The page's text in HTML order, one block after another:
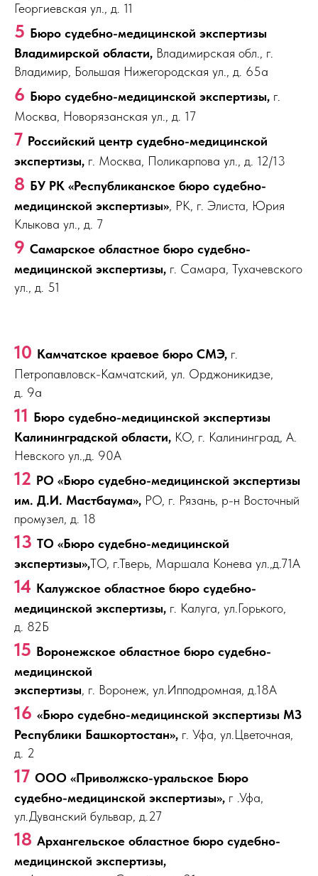
Георгиевская ул., д. 11
5 Бюро судебно-медицинской экспертизы
Владимирской области, Владимирская обл., г.
Владимир, Большая Нижегородская ул., д. 65а
6 Бюро судебно-медицинской экспертизы, г.
Москва, Новорязанская ул., д. 17
7 Российский центр судебно-медицинской
экспертизы, г. Москва, Поликарпова ул., д. 12/13
8 БУ РК «Республиканское бюро судебно-
медицинской экспертизы», РК, г. Элиста, Юрия
Клыкова ул., д. 7
9 Самарское областное бюро судебно-
медицинской экспертизы, г. Самара, Тухачевского
ул., д. 51
10 Камчатское краевое бюро СМЭ, г.
Петропавловск-Камчатский, ул. Орджоникидзе,
д. 9а
11 Бюро судебно-медицинской экспертизы
Калининградской области, КО, г. Калининград, А.
Невского ул.,д. 90А
12 РО «Бюро судебно-медицинской экспертизы
им. Д.И. Мастбаума», РО, г. Рязань, р-н Восточный
промузел, д. 18
13 ТО «Бюро судебно-медицинской
экспертизы»,ТО, г.Тверь, Маршала Конева ул.,д.71А
14 Калужское областное бюро судебно-
медицинской экспертизы, г. Калуга, ул.Горького,
д. 82Б
15 Воронежское областное бюро судебно-
медицинской
экспертизы, г. Воронеж, ул.Ипподромная, д.18А
16 «Бюро судебно-медицинской экспертизы МЗ
Республики Башкортостан», г. Уфа, ул.Цветочная,
д. 2
17 ООО «Приволжско-уральское Бюро
судебно-медицинской экспертизы», г .Уфа,
ул.Дуванский бульвар, д.27
18 Архангельское областное бюро судебно-
медицинской экспертизы,